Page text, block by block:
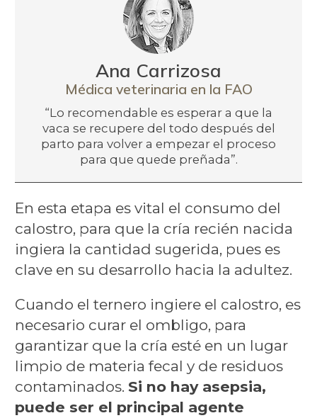
Ana Carrizosa
Médica veterinaria en la FAO
“Lo recomendable es esperar a que la
vaca se recupere del todo después del
parto para volver a empezar el proceso
para que quede preñada”.
En esta etapa es vital el consumo del
calostro, para que la cría recién nacida
ingiera la cantidad sugerida, pues es
clave en su desarrollo hacia la adultez.
Cuando el ternero ingiere el calostro, es
necesario curar el ombligo, para
garantizar que la cría esté en un lugar
limpio de materia fecal y de residuos
contaminados. Si no hay asepsia,
puede ser el principal agente